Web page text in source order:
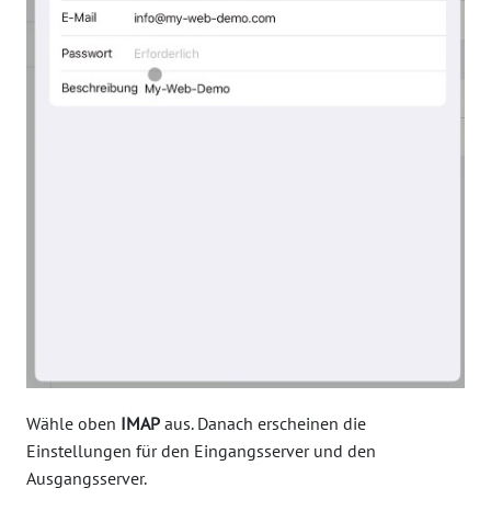
Wähle oben IMAP aus. Danach erscheinen die
Einstellungen für den Eingangsserver und den
Ausgangsserver.